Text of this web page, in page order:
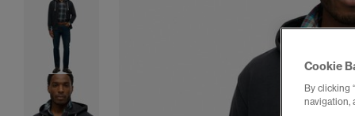
Cookie
By clicking
navigation,